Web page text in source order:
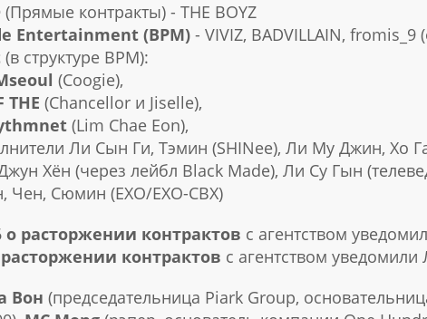
(Прямые контракты) - THE BOYZ
Entertainment (BPM) - VIVIZ, BADVILLAIN,
(в структуре BPM):
(Coogie),
THE (Chancellor и Jiselle),
(Lim Chae Eon),
Ли Сын Ги, Тэмин (SHINee), Ли Му Джин, Хо
Хён (через лейбл Black Made), Ли Су Гын
Чен, Сюмин (EXO/EXO-CBX)
о расторжении контрактов с агентством
контрактов с агентством
Вон (председательница Piark Group,